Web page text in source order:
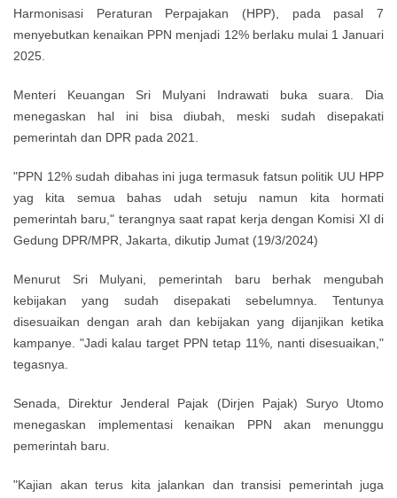
Harmonisasi Peraturan Perpajakan (HPP), pada pasal 7
menyebutkan kenaikan PPN menjadi 12% berlaku mulai 1 Januari
2025.
Menteri Keuangan Sri Mulyani Indrawati buka suara. Dia
menegaskan hal ini bisa diubah, meski sudah disepakati
pemerintah dan DPR pada 2021.
"PPN 12% sudah dibahas ini juga termasuk fatsun politik UU HPP
yag kita semua bahas udah setuju namun kita hormati
pemerintah baru," terangnya saat rapat kerja dengan Komisi XI di
Gedung DPR/MPR, Jakarta, dikutip Jumat (19/3/2024)
Menurut Sri Mulyani, pemerintah baru berhak mengubah
kebijakan yang sudah disepakati sebelumnya. Tentunya
disesuaikan dengan arah dan kebijakan yang dijanjikan ketika
kampanye. "Jadi kalau target PPN tetap 11%, nanti disesuaikan,"
tegasnya.
Senada, Direktur Jenderal Pajak (Dirjen Pajak) Suryo Utomo
menegaskan implementasi kenaikan PPN akan menunggu
pemerintah baru.
"Kajian akan terus kita jalankan dan transisi pemerintah juga